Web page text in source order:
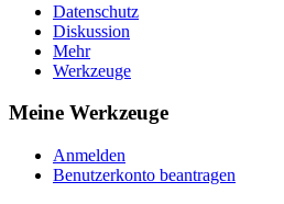
Datenschutz
Diskussion
Mehr
Werkzeuge
Meine Werkzeuge
Anmelden
Benutzerkonto beantragen